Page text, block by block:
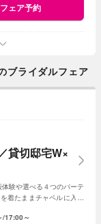
フェア予約
ライダルフェア
貸切邸宅W×
験や選べる４つのパーテ
着たままチャペルに入場
17:00～